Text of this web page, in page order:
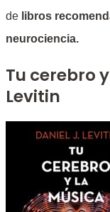
de libros
neurociencia.
Tu cerebro
Levitin